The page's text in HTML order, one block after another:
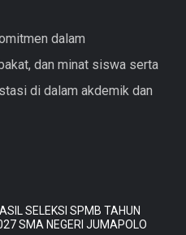
dalam
dan minat siswa serta
di dalam akdemik dan
SELEKSI SPMB TAHUN
SMA NEGERI JUMAPOLO